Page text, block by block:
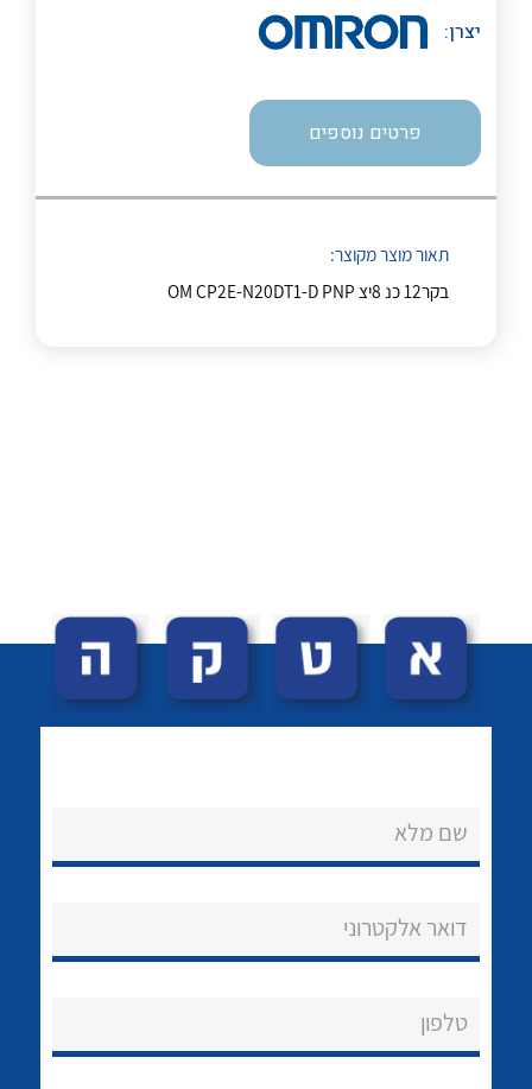
נקודות מכירה
הצוות שלנו
שאלות ותשובות
לכל מוצרי היצרן לכל מוצרי היצרן
לכל מוצרי היצרן לכל מוצרי היצרן
לכל מוצרי היצרן
יצרן:
פרטים נוספים
תאור מוצר מקוצר:
בקר12 כנ 8יצ OM CP2E-N20DT1-D PNP
שם מלא
דואר אלקטרוני
טלפון